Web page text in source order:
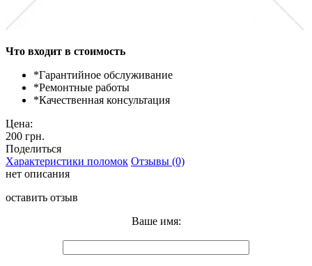
Что входит в стоимость
*Гарантийное обслуживание
*Ремонтные работы
*Качественная консультация
Цена:
200 грн.
Поделиться
Характеристики поломок Отзывы (0)
нет описания
оставить отзыв
Ваше имя: